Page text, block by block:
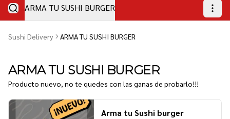
ARMA TU SUSHI BURGER
Sushi Delivery ARMA TU SUSHI BURGER
ARMA TU SUSHI BURGER
Producto nuevo, no te quedes con las ganas de probarlo!!!
Arma tu Sushi burger